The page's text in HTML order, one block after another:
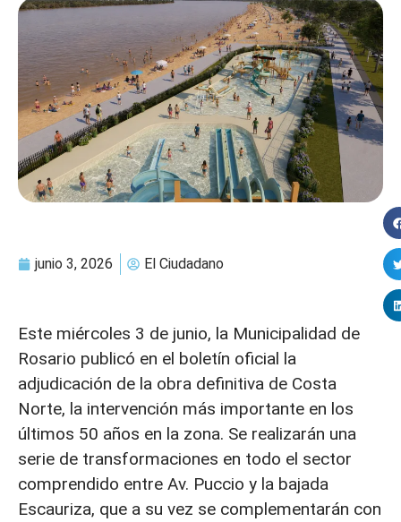
junio 3, 2026 El Ciudadano
Este miércoles 3 de junio, la Municipalidad de
Rosario publicó en el boletín oficial la
adjudicación de la obra definitiva de Costa
Norte, la intervención más importante en los
últimos 50 años en la zona. Se realizarán una
serie de transformaciones en todo el sector
comprendido entre Av. Puccio y la bajada
Escauriza, que a su vez se complementarán con